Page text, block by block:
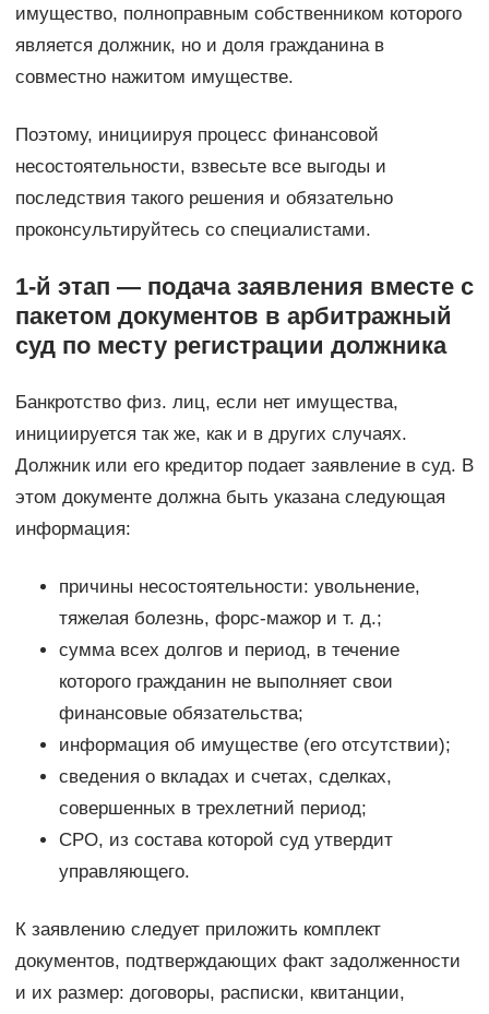
имущество, полноправным собственником которого
является должник, но и доля гражданина в
совместно нажитом имуществе.
Поэтому, инициируя процесс финансовой
несостоятельности, взвесьте все выгоды и
последствия такого решения и обязательно
проконсультируйтесь со специалистами.
1-й этап — подача заявления вместе с
пакетом документов в арбитражный
суд по месту регистрации должника
Банкротство физ. лиц, если нет имущества,
инициируется так же, как и в других случаях.
Должник или его кредитор подает заявление в суд. В
этом документе должна быть указана следующая
информация:
причины несостоятельности: увольнение,
тяжелая болезнь, форс-мажор и т. д.;
сумма всех долгов и период, в течение
которого гражданин не выполняет свои
финансовые обязательства;
информация об имуществе (его отсутствии);
сведения о вкладах и счетах, сделках,
совершенных в трехлетний период;
СРО, из состава которой суд утвердит
управляющего.
К заявлению следует приложить комплект
документов, подтверждающих факт задолженности
и их размер: договоры, расписки, квитанции,